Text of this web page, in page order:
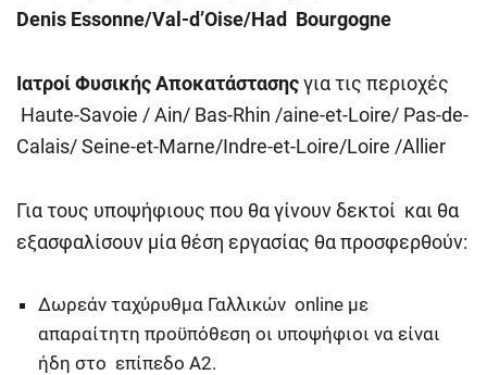
Denis Essonne/Val-d’Oise/Had Bourgogne
Ιατροί Φυσικής Αποκατάστασηςγια τις περιοχές
Haute-Savoie / Ain/ Bas-Rhin /aine-et-Loire/ Pas-de-
Calais/ Seine-et-Marne/Ιndre-et-Loire/Loire /Allier
Για τους υποψήφιους που θα γίνουν δεκτοί και θα
εξασφαλίσουν μία θέση εργασίας θα προσφερθούν:
Δωρεάν ταχύρυθμα Γαλλικών οnline με
απαραίτητη προϋπόθεση οι υποψήφιοι να είναι
ήδη στο επίπεδο Α2.